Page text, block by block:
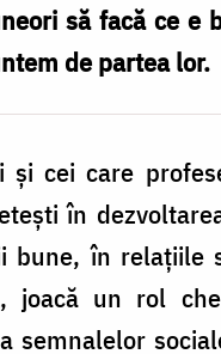
să facă ce e
de partea lor.
și cei care
în
bune, în relațiile
joacă un rol
semnalelor